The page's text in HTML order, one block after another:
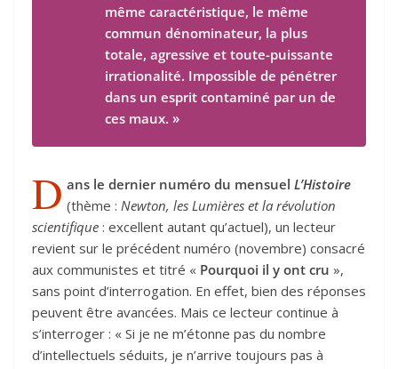
même carac­té­ris­tique, le même
com­mun déno­mi­na­teur, la plus
totale, agres­sive et toute-puissante
irra­tio­na­lité. Impos­sible de péné­trer
dans un esprit conta­miné par un de
ces maux. »
D ans le dernier numéro du mensuel L’Histoire
(thème : Newton, les Lumières et la révolution
scientifique : excellent autant qu’actuel), un lecteur
revient sur le précédent numéro (novembre) consacré
aux communistes et titré « Pourquoi il y ont cru »,
sans point d’interrogation. En effet, bien des réponses
peuvent être avancées. Mais ce lecteur continue à
s’interroger : « Si je ne m’étonne pas du nombre
d’intellectuels séduits, je n’arrive toujours pas à